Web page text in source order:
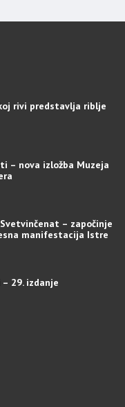
rivi predstavlja riblje
– nova izložba Muzeja
– započinje
manifestacija Istre
29. izdanje